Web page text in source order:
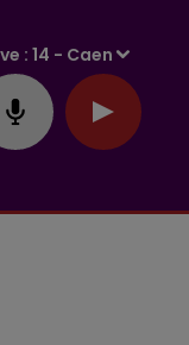
:14 - Caen